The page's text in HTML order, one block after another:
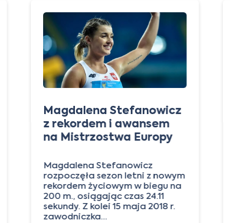
Magdalena Stefanowicz
z rekordem i awansem
na Mistrzostwa Europy
Magdalena Stefanowicz
rozpoczęła sezon letni z nowym
rekordem życiowym w biegu na
200 m., osiągając czas 24.11
sekundy. Z kolei 15 maja 2018 r.
zawodniczka…